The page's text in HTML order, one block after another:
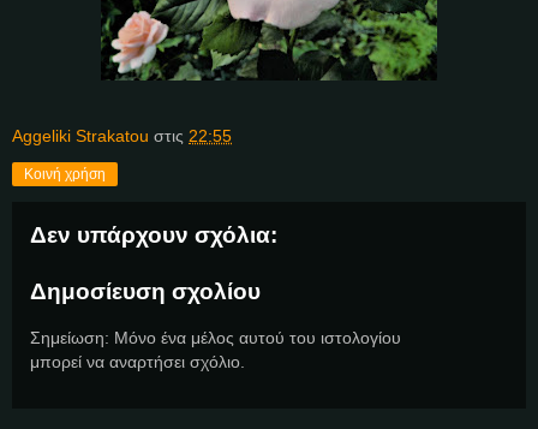
Aggeliki Strakatou στις 22:55
Κοινή χρήση
Δεν υπάρχουν σχόλια:
Δημοσίευση σχολίου
Σημείωση: Μόνο ένα μέλος αυτού του ιστολογίου
μπορεί να αναρτήσει σχόλιο.